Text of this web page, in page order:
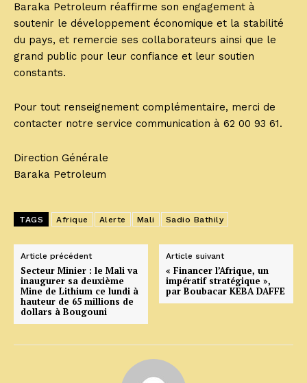
Baraka Petroleum réaffirme son engagement à
soutenir le développement économique et la stabilité
du pays, et remercie ses collaborateurs ainsi que le
grand public pour leur confiance et leur soutien
constants.
Pour tout renseignement complémentaire, merci de
contacter notre service communication à 62 00 93 61.
Direction Générale
Baraka Petroleum
TAGS Afrique Alerte Mali Sadio Bathily
Article précédent
Secteur Minier : le Mali va
inaugurer sa deuxième
Mine de Lithium ce lundi à
hauteur de 65 millions de
dollars à Bougouni
Article suivant
« Financer l’Afrique, un
impératif stratégique »,
par Boubacar KEBA DAFFE